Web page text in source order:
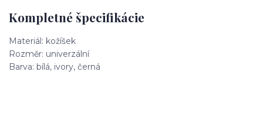
Kompletné špecifikácie
Materiál: kožíšek
Rozměr: univerzální
Barva: bílá, ivory, černá